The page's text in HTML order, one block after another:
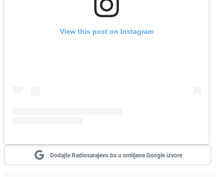
View this post on Instagram
Dodajte Radiosarajevo.ba u omiljene Google izvore